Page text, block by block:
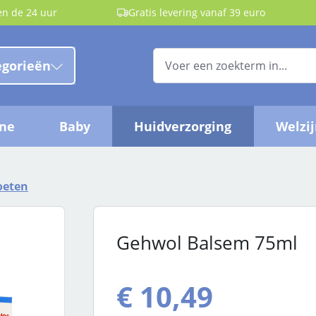
de 24 uur Gratis levering vanaf 39 euro
Baby Huidverzorging
Gehwol Balsem 75ml
€ 10,49